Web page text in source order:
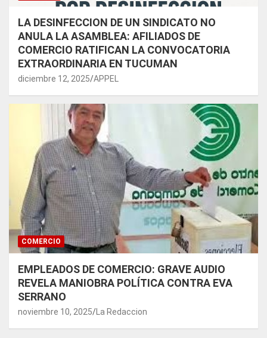
LA DESINFECCION DE UN SINDICATO NO
ANULA LA ASAMBLEA: AFILIADOS DE
COMERCIO RATIFICAN LA CONVOCATORIA
EXTRAORDINARIA EN TUCUMAN
diciembre 12, 2025 APPEL
COMERCIO
EMPLEADOS DE COMERCIO: GRAVE AUDIO
REVELA MANIOBRA POLÍTICA CONTRA EVA
SERRANO
noviembre 10, 2025 La Redaccion